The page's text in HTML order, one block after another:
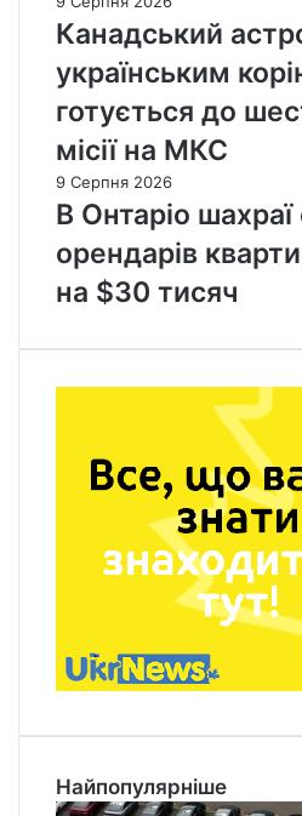
Канадський
українським
готується до
місії на МКС
9 Серпня 2026
В Онтаріо
орендарів
на $30 тисяч
Найпопулярніше